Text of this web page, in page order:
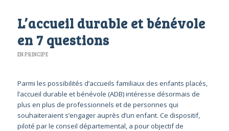
L’accueil durable et bénévole
en 7 questions
EN PRINCIPE
Parmi les possibilités d’accueils familiaux des enfants placés,
l’accueil durable et bénévole (ADB) intéresse désormais de
plus en plus de professionnels et de personnes qui
souhaiteraient s’engager auprès d’un enfant. Ce dispositif,
piloté par le conseil départemental, a pour objectif de